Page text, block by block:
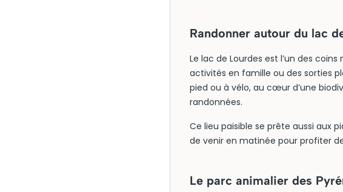
Randonner autour du lac
Le lac de Lourdes est l’un des
activités en famille ou des sorties
pied ou à vélo, au cœur d’une
randonnées.
Ce lieu paisible se prête aussi aux
de venir en matinée pour profiter
Le parc animalier des